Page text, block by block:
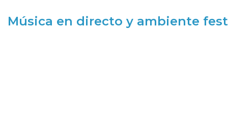
Música en directo y ambiente